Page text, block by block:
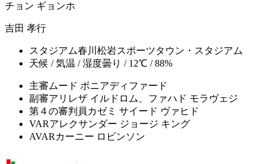
チョン ギョンホ
吉田 孝行
スタジアム春川松岩スポーツタウン・スタジアム
天候 / 気温 / 湿度曇り / 12℃ / 88%
主審 ムード ボニアディファード
副審アリレザ イルドロム、ファハド モラヴェジ
第４の審判員 カゼミ サイード ヴァヒド
VARアレクサンダー ジョージ キング
AVAR カーニー ロビンソン